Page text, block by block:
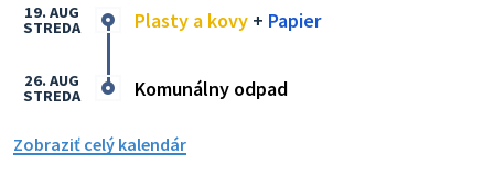
Plasty a kovy + Papier
19. AUG
STREDA
Komunálny odpad
26. AUG
STREDA
Zobraziť celý kalendár